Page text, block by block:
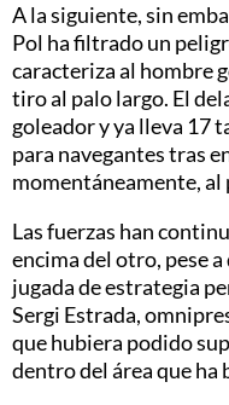
A la siguiente, sin
Pol ha filtrado un
caracteriza al hombre
tiro al palo largo. El
goleador y ya lleva 17
para navegantes tras
momentáneamente, al
Las fuerzas han
encima del otro, pese
jugada de estrategia
Sergi Estrada,
que hubiera podido
dentro del área que